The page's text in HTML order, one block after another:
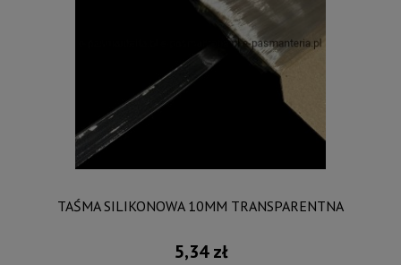
TAŚMA SILIKONOWA 10MM TRANSPARENTNA
5,34 zł